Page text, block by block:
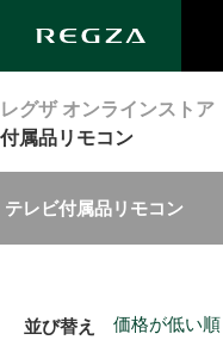
レグザ オンラインストア
付属品リモコン
テレビ付属品リモコン
並び替え 価格が低い順